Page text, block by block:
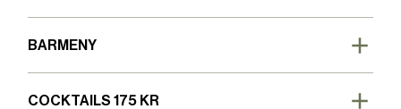
BARMENY
COCKTAILS 175 KR